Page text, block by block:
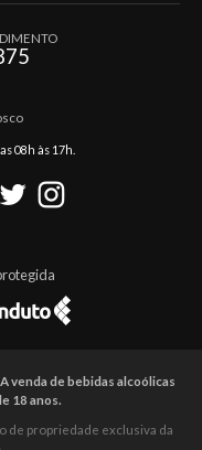
08h às 17h.
venda de bebidas alcoólicas
18 anos.
de propriedade exclusiva da